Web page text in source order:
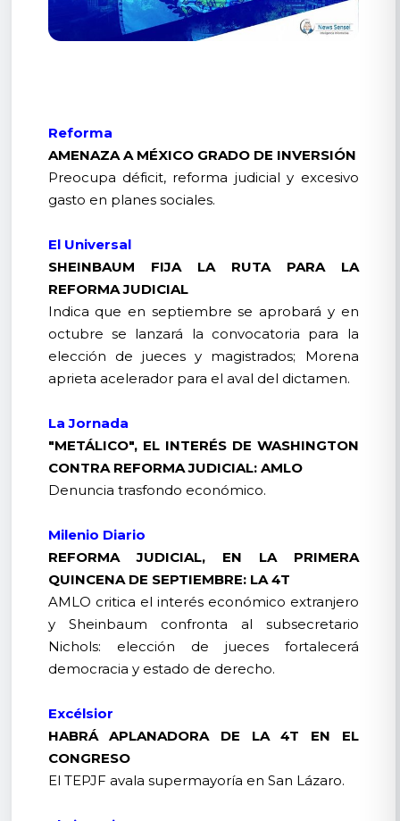
Reforma
AMENAZA A MÉXICO GRADO DE INVERSIÓN
Preocupa déficit, reforma judicial y excesivo
gasto en planes sociales.
El Universal
SHEINBAUM FIJA LA RUTA PARA LA
REFORMA JUDICIAL
Indica que en septiembre se aprobará y en
octubre se lanzará la convocatoria para la
elección de jueces y magistrados; Morena
aprieta acelerador para el aval del dictamen.
La Jornada
"METÁLICO", EL INTERÉS DE WASHINGTON
CONTRA REFORMA JUDICIAL: AMLO
Denuncia trasfondo económico.
Milenio Diario
REFORMA JUDICIAL, EN LA PRIMERA
QUINCENA DE SEPTIEMBRE: LA 4T
AMLO critica el interés económico extranjero
y Sheinbaum confronta al subsecretario
Nichols: elección de jueces fortalecerá
democracia y estado de derecho.
Excélsior
HABRÁ APLANADORA DE LA 4T EN EL
CONGRESO
El TEPJF avala supermayoría en San Lázaro.